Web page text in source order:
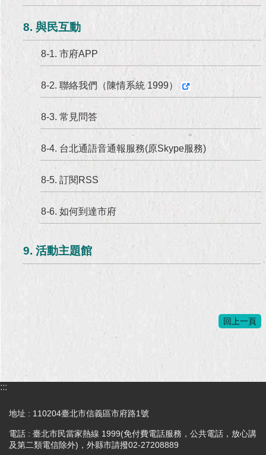
8. 與民互動
8-1. 市府APP
8-2. 聯絡我們（陳情系統 1999）
8-3. 常見問答
8-4. 台北通語音通報服務(原Skype服務)
8-5. 訂閱RSS
8-6. 如何到達市府
9. 活動主題館
回上一頁
:::
地址 : 110204臺北市信義區市府路1號
電話 : 臺北市民當家熱線 1999(免付費電話服務，公共電話，放心講
及第二類電信除外)，外縣市請撥02-27208889